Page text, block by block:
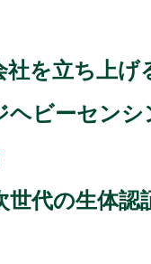
を立ち上げ
ヘビーセンシ
代の生体認